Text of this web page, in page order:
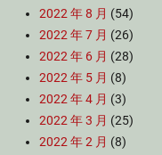
2022 年 8 月 (54)
2022 年 7 月 (26)
2022 年 6 月 (28)
2022 年 5 月 (8)
2022 年 4 月 (3)
2022 年 3 月 (25)
2022 年 2 月 (8)